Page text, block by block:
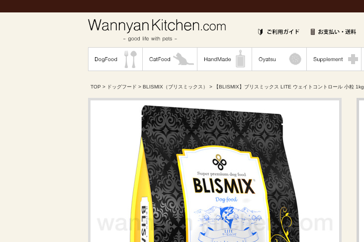
TOP > ドッグフード > BLISMIX（ブリスミックス） > 【BLISMIX】ブリスミックス LITE ウェイトコントロール 小粒 1kg